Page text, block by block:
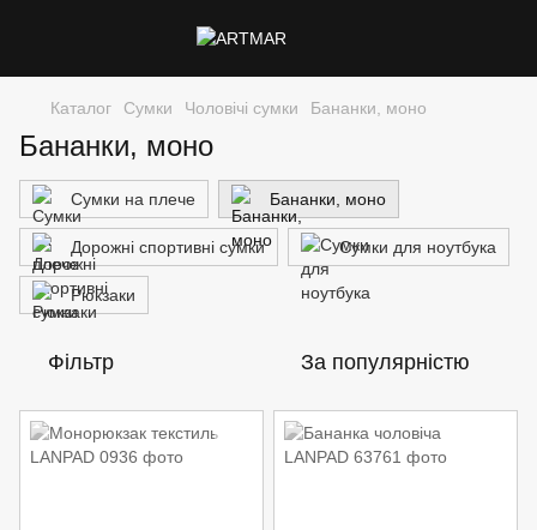
Каталог Сумки Чоловічі сумки Бананки, моно
Бананки, моно
Сумки на плече Бананки, моно
Дорожні спортивні сумки Сумки для ноутбука
Рюкзаки
Фільтр За популярністю